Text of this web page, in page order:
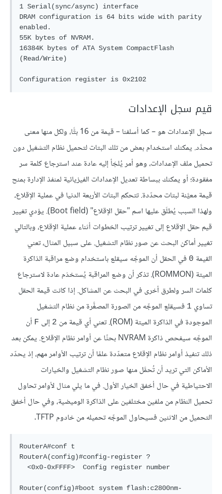
1 Serial(sync/async) interface
DRAM configuration is 64 bits wide with parity
enabled.
55K bytes of NVRAM.
16384K bytes of ATA System CompactFlash
(Read/Write)
قيم سجل الإعدادات
سجل الإعدادات هو – كما أسلفنا – قيمة من 16 بتًّا، ولكل منها معنى
محدَّد. يمكنك استخدام بعض من تلك البتات لتحميل نظام التشغيل دون
تحميل ملف الإعدادات، وهو أمر يُلجَأ إليه عادة عند استرجاع كلمة سر
مفقودة؛ أو يمكنك ببساطة تعديل الإعدادات الفيزيائية لمنفذ الإدارة بمنح
قيمة معيَّنة لبتات محدّدة. تتحكم البتات الأربعة الدنيا في عملية الإقلاع،
ولهذا السبب يُطلَق عليها اسم "حقل الإقلاع" (Boot field). يؤدي تغيير
قيم حقل الإقلاع إلى تغيير ترتيب الخطوات أثناء عملية الإقلاع، وبالتالي
تغيير أماكن البحث عن صور نظام التشغيل. على سبيل المثال، تعني
القيمة 0 في الحقل أن الموجِّه سيقلع باستخدام وضع مراقبة الذاكرة
الميتة (ROMMON). تذكر أن وضع المراقبة يُستخدَم عادة لاسترجاع
كلمات السر ولطرق أخرى في البحث عن المشاكل. إذا كانت قيمة الحقل
تساوي 1 فسيقلع الموجِّه من الصورة المصغَّرة من نظام التشغيل
الموجودة في الذاكرة الميتة (ROM). تعني أي قيمة من
2 إلى F أن
الموجِّه سيفحص ذاكرة NVRAM بحثًا عن أوامر نظام الإقلاع. يمكن بعد
ذلك تنفيذ أوامر نظام الإقلاع متعدّدة علمًا أن ترتيب الأوامر مهم، إذ يحدّد
الأماكن التي تريد أن تُحمَّل منها صور نظام التشغيل والخيارات
الاحتياطية في حال أخفق الخيار الأول. في ما يلي مثال لأوامر تحاول
تحميل النظام من ملفين مختلفين على الذاكرة الوميضية، وفي حال أخفق
التحميل من الاثنين فسيحاول الموجِّه تحميله من خادوم TFTP.
RouterA#conf t
RouterA(config)#config-register ?
Router(config)#boot system flash:c2800nm-